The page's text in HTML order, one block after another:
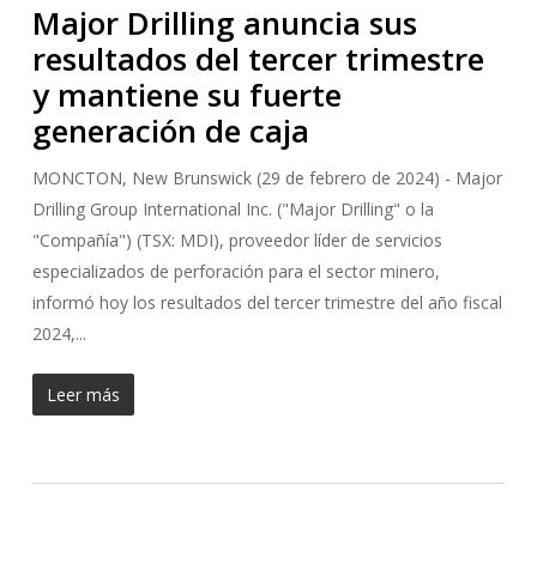
Major Drilling anuncia sus
resultados del tercer trimestre
y mantiene su fuerte
generación de caja
MONCTON, New Brunswick (29 de febrero de 2024) - Major
Drilling Group International Inc. ("Major Drilling" o la
"Compañía") (TSX: MDI), proveedor líder de servicios
especializados de perforación para el sector minero,
informó hoy los resultados del tercer trimestre del año fiscal
2024,...
Leer más